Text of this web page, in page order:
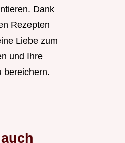
Dank
Rezepten
Liebe zum
und Ihre
bereichern.